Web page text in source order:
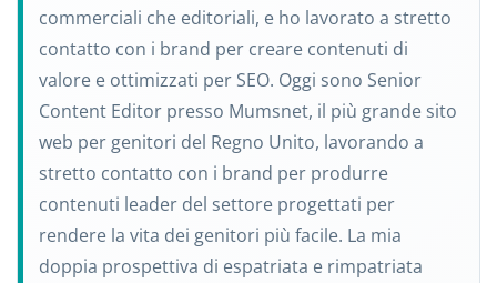
commerciali che editoriali, e ho lavorato a stretto
contatto con i brand per creare contenuti di
valore e ottimizzati per SEO. Oggi sono Senior
Content Editor presso Mumsnet, il più grande sito
web per genitori del Regno Unito, lavorando a
stretto contatto con i brand per produrre
contenuti leader del settore progettati per
rendere la vita dei genitori più facile. La mia
doppia prospettiva di espatriata e rimpatriata